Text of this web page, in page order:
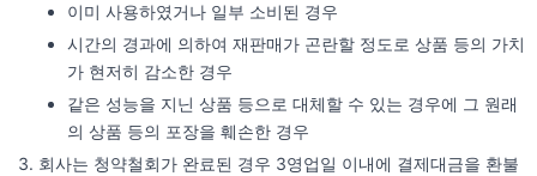
이미 사용하였거나 일부 소비된 경우
시간의 경과에 의하여 재판매가 곤란할 정도로 상품 등의 가치
가 현저히 감소한 경우
같은 성능을 지닌 상품 등으로 대체할 수 있는 경우에 그 원래
의 상품 등의 포장을 훼손한 경우
회사는 청약철회가 완료된 경우 3영업일 이내에 결제대금을 환불